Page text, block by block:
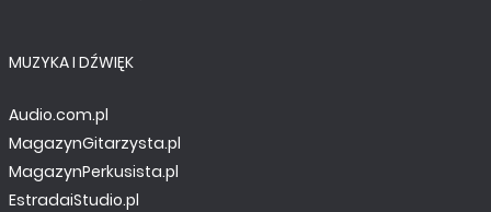
MUZYKA I DŹWIĘK
Audio.com.pl
MagazynGitarzysta.pl
MagazynPerkusista.pl
EstradaiStudio.pl